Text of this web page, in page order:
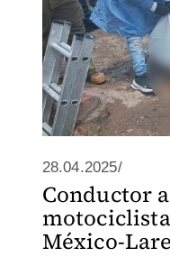
28.04.2025/
Conductor
México-